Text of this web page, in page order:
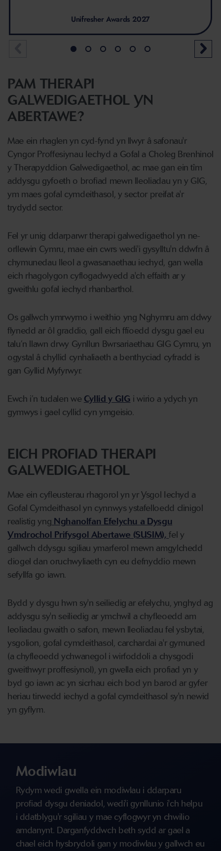
Unifresher Awards 2027
PAM THERAPI
GALWEDIGAETHOL YN
ABERTAWE?
Mae ein rhaglen yn cyd-fynd yn llwyr â safonau'r
Cyngor Proffesiynau Iechyd a Gofal a Choleg Brenhinol
y Therapyddion Galwedigaethol, ac mae gan ein tîm
addysgu gyfoeth o brofiad mewn lleoliadau yn y GIG,
ym maes gofal cymdeithasol, y sector preifat a'r
trydydd sector.
Fel yr unig ddarparwr therapi galwedigaethol yn ne-
orllewin Cymru, mae ein cwrs wedi'i gysylltu'n ddwfn â
chymunedau lleol a gwasanaethau iechyd, gan wella
eich rhagolygon cyflogadwyedd a'ch effaith ar y
gweithlu gofal iechyd rhanbarthol.
Os gallwch ymrwymo i weithio yng Nghymru am ddwy
flynedd ar ôl graddio, gall eich ffïoedd dysgu gael eu
talu’n llawn drwy Gynllun Bwrsariaethau GIG Cymru, yn
ogystal â chyllid cynhaliaeth a benthyciad cyfradd is
gan Gyllid Myfyrwyr.
Ewch i’n tudalen we Cyllid y GIG i wirio a ydych yn
gymwys i gael cyllid cyn ymgeisio.
EICH PROFIAD THERAPI
GALWEDIGAETHOL
Mae ein cyfleusterau rhagorol yn yr Ysgol Iechyd a
Gofal Cymdeithasol yn cynnwys ystafelloedd clinigol
realistig yng Nghanolfan Efelychu a Dysgu
Ymdrochol Prifysgol Abertawe (SUSIM),fel y
gallwch ddysgu sgiliau ymarferol mewn amgylchedd
diogel dan oruchwyliaeth cyn eu defnyddio mewn
sefyllfa go iawn.
Bydd y dysgu hwn sy'n seiliedig ar efelychu, ynghyd ag
addysgu sy'n seiliedig ar ymchwil a chyfleoedd am
leoliadau gwaith o safon, mewn lleoliadau fel ysbytai,
ysgolion, gofal cymdeithasol, carchardai a'r gymuned
(a chyfleoedd ychwanegol i wirfoddoli a chysgodi
gweithwyr proffesiynol), yn gwella eich profiad yn y
byd go iawn ac yn sicrhau eich bod yn barod ar gyfer
heriau tirwedd iechyd a gofal cymdeithasol sy'n newid
yn gyflym.
Modiwlau
Rydym wedi gwella ein modiwlau i ddarparu
profiad dysgu deniadol, wedi'i gynllunio i'ch helpu
i ddatblygu'r sgiliau y mae cyflogwyr yn chwilio
amdanynt. Darganfyddwch beth sydd ar gael a
chael eich hysbrydoli gan y modiwlau y gallwch eu